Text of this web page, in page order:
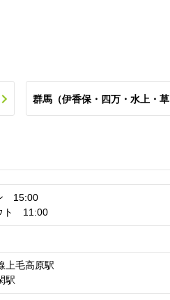
群馬（伊香保・四万・水上・草
探す
15:00
ト 11:00
上毛高原駅
駅